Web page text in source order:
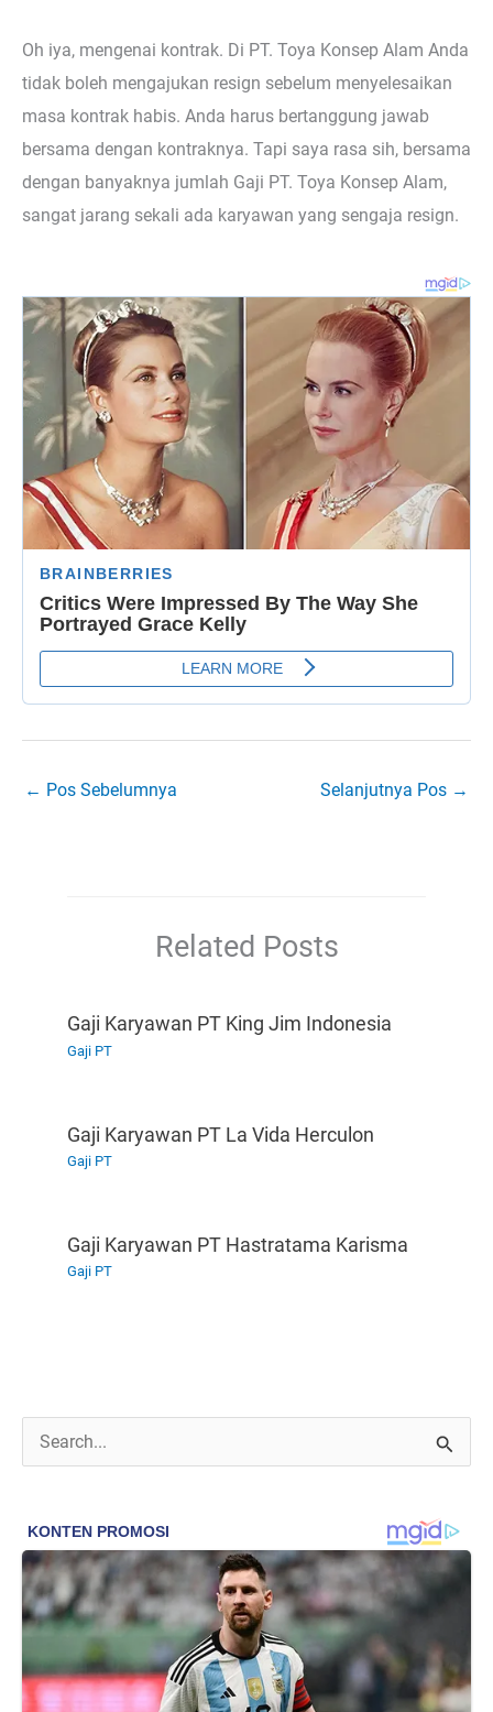
Oh iya, mengenai kontrak. Di PT. Toya Konsep Alam Anda
tidak boleh mengajukan resign sebelum menyelesaikan
masa kontrak habis. Anda harus bertanggung jawab
bersama dengan kontraknya. Tapi saya rasa sih, bersama
dengan banyaknya jumlah Gaji PT. Toya Konsep Alam,
sangat jarang sekali ada karyawan yang sengaja resign.
← Pos Sebelumnya Selanjutnya Pos →
Related Posts
Gaji Karyawan PT King Jim Indonesia
Gaji PT
Gaji Karyawan PT La Vida Herculon
Gaji PT
Gaji Karyawan PT Hastratama Karisma
Gaji PT
a
u
n
u